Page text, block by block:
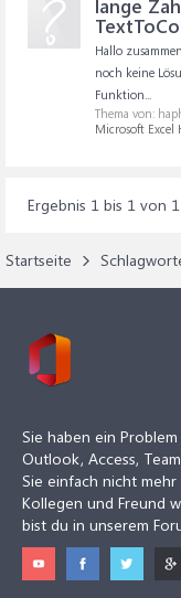
lange
Hallo
noch keine
Funktion...
Thema von:
Microsoft Excel
Ergebnis 1 bis 1 von 1
Startseite
Sie haben ein
Outlook, Access,
Sie einfach nicht
Kollegen und Freund
bist du in unserem